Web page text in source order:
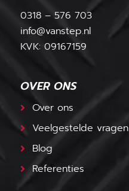
0318 – 576 703
info@vanstep.nl
KVK: 09167159
OVER ONS
Over ons
Veelgestelde vragen
Blog
Referenties